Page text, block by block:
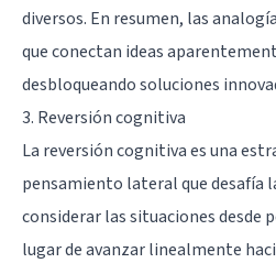
diversos. En resumen, las
que conectan ideas
desbloqueando soluciones
3. Reversión cognitiva
La reversión cognitiva es una
pensamiento lateral que desafía
considerar las situaciones desde
lugar de avanzar linealmente